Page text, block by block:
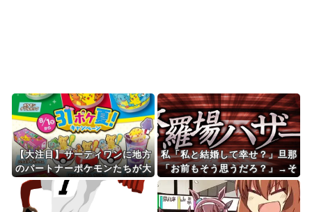
Powered by livedoor 相互RSS
【大注目】サーティワンに地方
のパートナーポケモンたちが大
集合！新作フレーバーやモンス
ターボール型の商品など見どこ
私「私と結婚して幸せ？」旦那
「お前もそう思うだろ？」→そ
の返事が忘れられず、後日まさ
かの展開に…